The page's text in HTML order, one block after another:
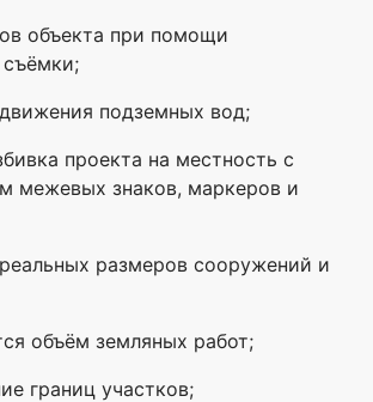
объекта при помощи
съёмки;
подземных вод;
проекта на местность с
межевых знаков, маркеров и
размеров сооружений и
объём земляных работ;
границ участков;